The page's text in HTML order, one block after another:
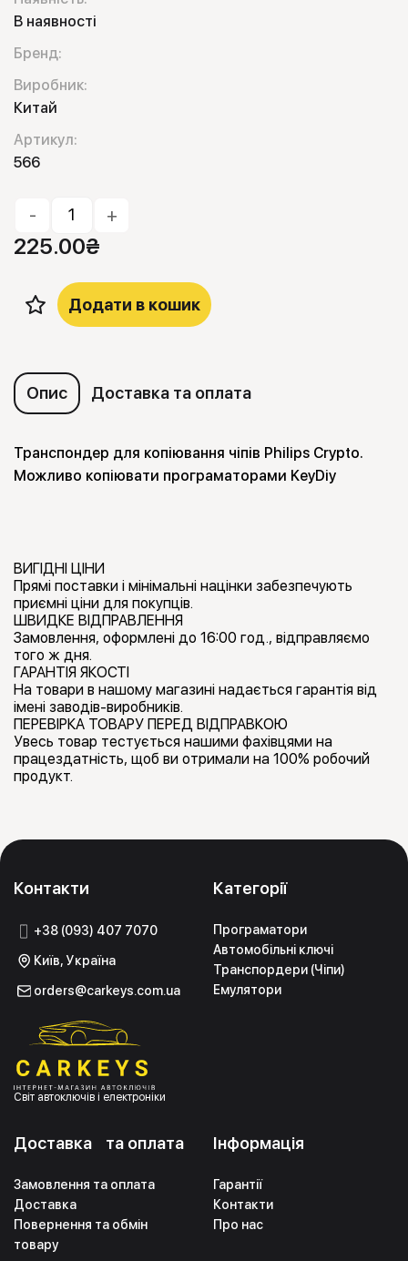
В наявності
Бренд:
Виробник:
Китай
Артикул:
566
- +
225.00₴
Додати в кошик
Опис Доставка та оплата
Транспондер для копіювання чіпів Philips Crypto.
Можливо копіювати програматорами KeyDiy
ВИГІДНІ ЦІНИ
Прямі поставки і мінімальні націнки забезпечують
приємні ціни для покупців.
ШВИДКЕ ВІДПРАВЛЕННЯ
Замовлення, оформлені до 16:00 год., відправляємо
того ж дня.
ГАРАНТІЯ ЯКОСТІ
На товари в нашому магазині надається гарантія від
імені заводів-виробників.
ПЕРЕВІРКА ТОВАРУ ПЕРЕД ВІДПРАВКОЮ
Увесь товар тестується нашими фахівцями на
працездатність, щоб ви отримали на 100% робочий
продукт.
Контакти
+38 (093) 407 7070
Київ, Україна
orders@carkeys.com.ua
Світ автоключів і електроніки
Категорії
Програматори
Автомобільні ключі
Транспордери (Чіпи)
Емулятори
Інформація
Гарантії
Контакти
Про нас
Доставка та оплата
Замовлення та оплата
Доставка
Повернення та обмін
товару